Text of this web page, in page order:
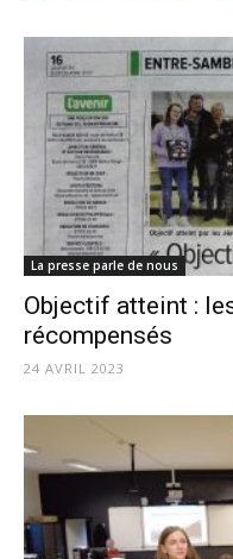
La presse parle de nous
Objectif atteint :
récompensés
24 AVRIL 2023